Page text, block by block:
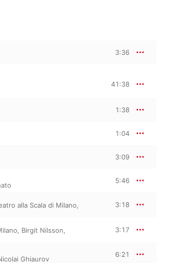
3:36
41:38
1:38
1:04
3:09
5:46
alla Scala di Milano,
3:18
, Birgit Nilsson,
3:17
Ghiaurov
6:21